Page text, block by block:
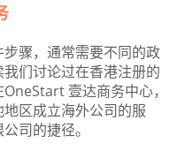
骤，通常需要不同的政
们讨论过在香港注册的
壹达商务中心，
区成立海外公司的服
司的捷径。